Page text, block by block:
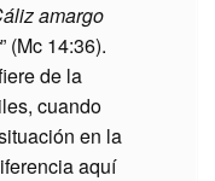
amargo
” (Mc 14:36).
de la
cuando
en la
aquí